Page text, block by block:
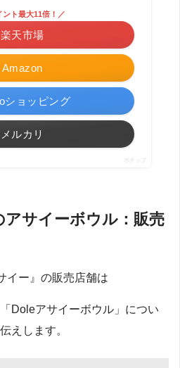
Amazon
ント最大11倍！／
楽天市場
ショッピング
メルカリ
ポチップ
サイーボウル：販売
Doleアサイーボウル」につい
えします。